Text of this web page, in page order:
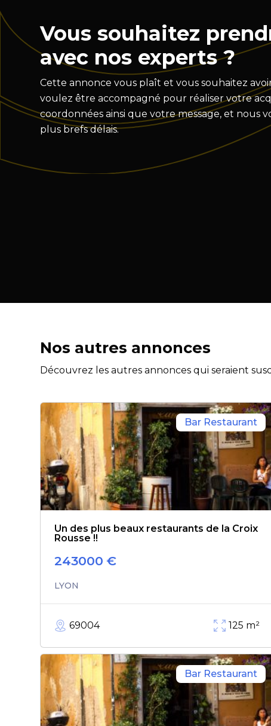
Vous souhaitez
avec nos experts ?
Cette annonce vous plaît et vous souhaitez
voulez être accompagné pour réaliser votre
coordonnées ainsi que votre message, et nous
plus brefs délais.
Nos autres annonces
Découvrez les autres annonces qui seraient
Bar Restaurant
Un des plus beaux restaurants de la Croix
Rousse !!
243000 €
LYON
69004 125 m²
Bar Restaurant